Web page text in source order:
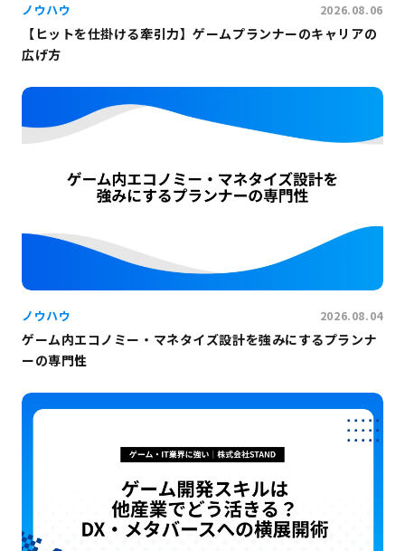
ノウハウ 2026.08.06
【ヒットを仕掛ける牽引力】ゲームプランナーのキャリアの
広げ方
ノウハウ 2026.08.04
ゲーム内エコノミー・マネタイズ設計を強みにするプランナ
ーの専門性